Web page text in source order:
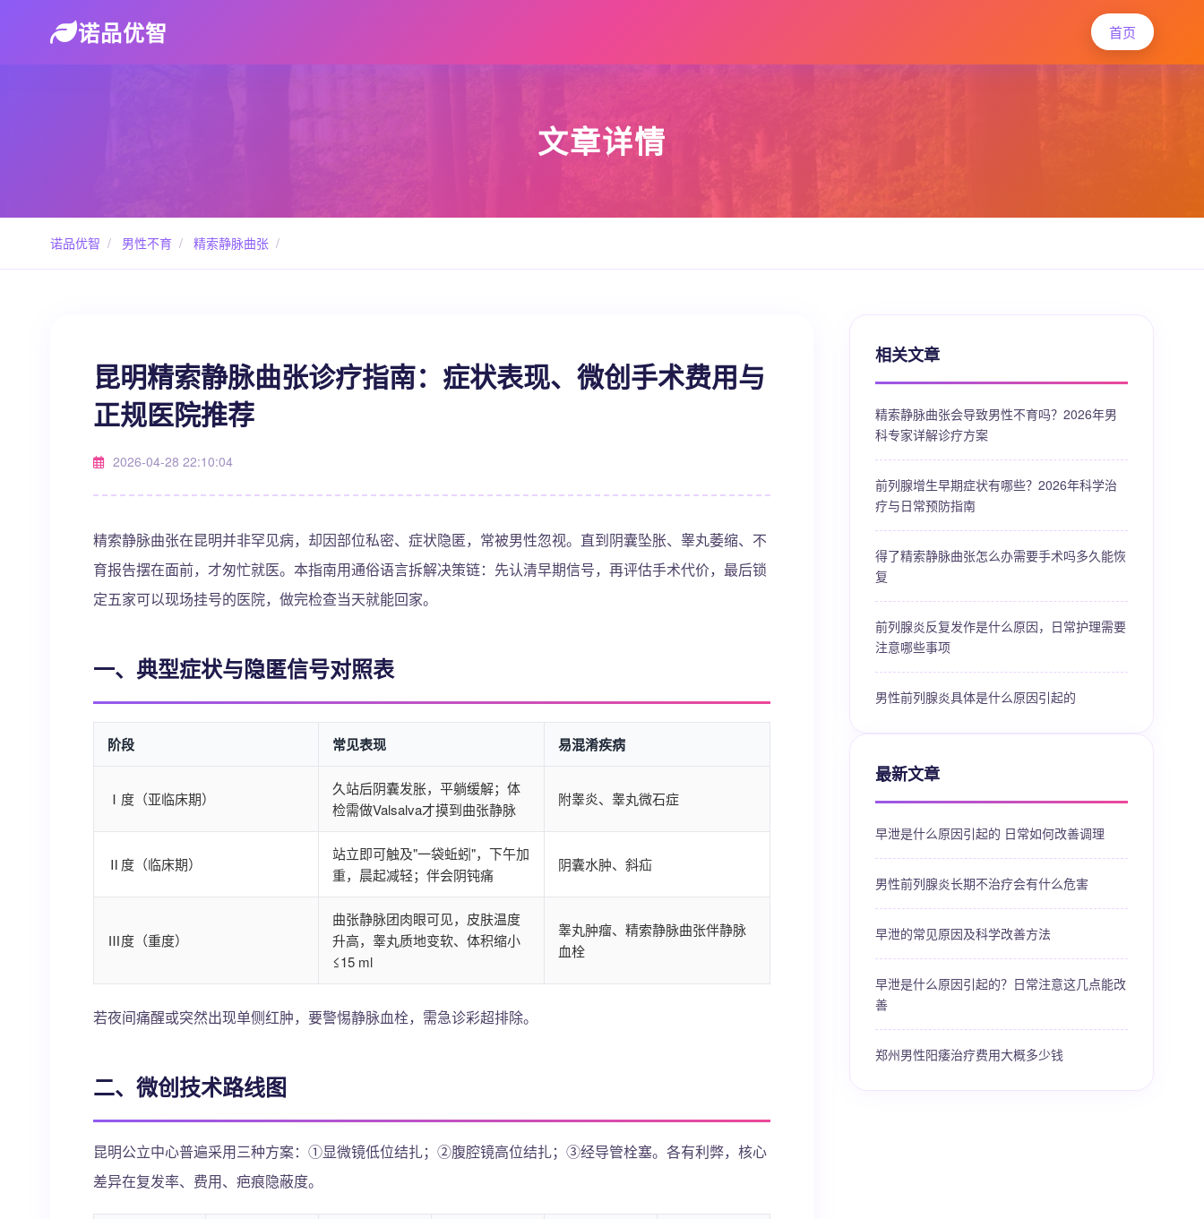
诺品优智 首页
文章详情
诺品优智 / 男性不育 / 精索静脉曲张 /
昆明精索静脉曲张诊疗指南：症状表现、微创手术费用与
正规医院推荐
2026-04-28 22:10:04
精索静脉曲张在昆明并非罕见病，却因部位私密、症状隐匿，常被男性忽视。直到阴囊坠胀、睾丸萎缩、不
育报告摆在面前，才匆忙就医。本指南用通俗语言拆解决策链：先认清早期信号，再评估手术代价，最后锁
定五家可以现场挂号的医院，做完检查当天就能回家。
一、典型症状与隐匿信号对照表
阶段 常见表现 易混淆疾病
Ⅰ度（亚临床期）
久站后阴囊发胀，平躺缓解；体
检需做Valsalva才摸到曲张静脉
附睾炎、睾丸微石症
Ⅱ度（临床期）
站立即可触及"一袋蚯蚓"，下午加
重，晨起减轻；伴会阴钝痛
阴囊水肿、斜疝
Ⅲ度（重度）
曲张静脉团肉眼可见，皮肤温度
升高，睾丸质地变软、体积缩小
≤15 ml
睾丸肿瘤、精索静脉曲张伴静脉
血栓
若夜间痛醒或突然出现单侧红肿，要警惕静脉血栓，需急诊彩超排除。
二、微创技术路线图
昆明公立中心普遍采用三种方案：①显微镜低位结扎；②腹腔镜高位结扎；③经导管栓塞。各有利弊，核心
差异在复发率、费用、疤痕隐蔽度。
相关文章
精索静脉曲张会导致男性不育吗？2026年男
科专家详解诊疗方案
前列腺增生早期症状有哪些？2026年科学治
疗与日常预防指南
得了精索静脉曲张怎么办需要手术吗多久能恢
复
前列腺炎反复发作是什么原因，日常护理需要
注意哪些事项
男性前列腺炎具体是什么原因引起的
最新文章
早泄是什么原因引起的 日常如何改善调理
男性前列腺炎长期不治疗会有什么危害
早泄的常见原因及科学改善方法
早泄是什么原因引起的？日常注意这几点能改
善
郑州男性阳痿治疗费用大概多少钱